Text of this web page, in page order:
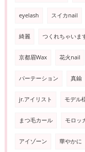
eyelash スイカnail
綺麗 つくれちゃいま
京都眉Wax 花火nail
パーテーション 真鍮
jr.アイリスト モデル
まつ毛カール モロッ
アイゾーン 華やかに